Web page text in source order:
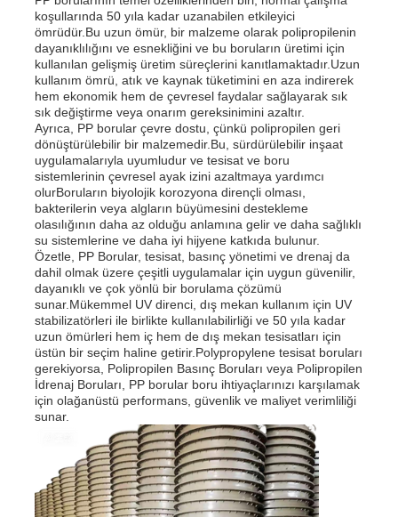
PP Reklam Kurulu
Plastik PP Levha
KPS Kurulu
Yangına dayanıklı polipropilen tabaka
PP boş inşaat tahtası
PP duvar levhası
polipropilen levha
PP borular
Polypropilen boru armatürleri
koşullarında 50 yıla kadar uzanabilen etkileyici
ömrüdür.Bu uzun ömür, bir malzeme olarak polipropilenin
dayanıklılığını ve esnekliğini ve bu boruların üretimi için
kullanılan gelişmiş üretim süreçlerini kanıtlamaktadır.Uzun
kullanım ömrü, atık ve kaynak tüketimini en aza indirerek
hem ekonomik hem de çevresel faydalar sağlayarak sık
sık değiştirme veya onarım gereksinimini azaltır.
Ayrıca, PP borular çevre dostu, çünkü polipropilen geri
dönüştürülebilir bir malzemedir.Bu, sürdürülebilir inşaat
uygulamalarıyla uyumludur ve tesisat ve boru
sistemlerinin çevresel ayak izini azaltmaya yardımcı
olurBoruların biyolojik korozyona dirençli olması,
bakterilerin veya algların büyümesini destekleme
olasılığının daha az olduğu anlamına gelir ve daha sağlıklı
su sistemlerine ve daha iyi hijyene katkıda bulunur.
Özetle, PP Borular, tesisat, basınç yönetimi ve drenaj da
dahil olmak üzere çeşitli uygulamalar için uygun güvenilir,
dayanıklı ve çok yönlü bir borulama çözümü
sunar.Mükemmel UV direnci, dış mekan kullanım için UV
stabilizatörleri ile birlikte kullanılabilirliği ve 50 yıla kadar
uzun ömürleri hem iç hem de dış mekan tesisatları için
üstün bir seçim haline getirir.Polypropylene tesisat boruları
gerekiyorsa, Polipropilen Basınç Boruları veya Polipropilen
İdrenaj Boruları, PP borular boru ihtiyaçlarınızı karşılamak
için olağanüstü performans, güvenlik ve maliyet verimliliği
sunar.